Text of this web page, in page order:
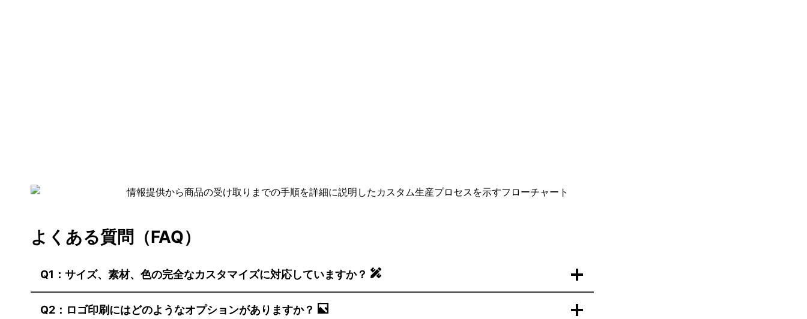
よくある質問（FAQ）
Q1：サイズ、素材、色の完全なカスタマイズに対応していますか？
Q2：ロゴ印刷にはどのようなオプションがありますか？